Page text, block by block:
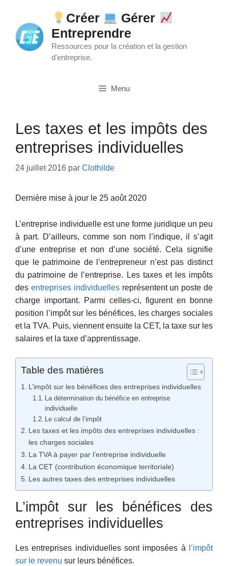
contenu
Créer
Gérer
Entreprendre
Ressources pour la création et la gestion
d'entreprise.
Menu
Les taxes et les impôts des
entreprises individuelles
24 juillet 2016 par Clothilde
Dernière mise à jour le 25 août 2020
L’entreprise individuelle est une forme juridique un peu
à part. D’ailleurs, comme son nom l’indique, il s’agit
d’une entreprise et non d’une société. Cela signifie
que le patrimoine de l’entrepreneur n’est pas distinct
du patrimoine de l’entreprise. Les taxes et les impôts
des entreprises individuellesreprésentent un poste de
charge important. Parmi celles-ci, figurent en bonne
position l’impôt sur les bénéfices, les charges sociales
et la TVA. Puis, viennent ensuite la CET, la taxe sur les
salaires et la taxe d’apprentissage.
Table des matières
L’impôt sur les bénéfices des entreprises individuelles
La détermination du bénéfice en entreprise
individuelle
Le calcul de l’impôt
Les taxes et les impôts des entreprises individuelles :
les charges sociales
La TVA à payer par l’entreprise individuelle
La CET (contribution économique territoriale)
Les autres taxes des entreprises individuelles
L’impôt sur les bénéfices des
entreprises individuelles
Les entreprises individuelles sont imposées à
l’impôt
sur le revenu sur leurs bénéfices.